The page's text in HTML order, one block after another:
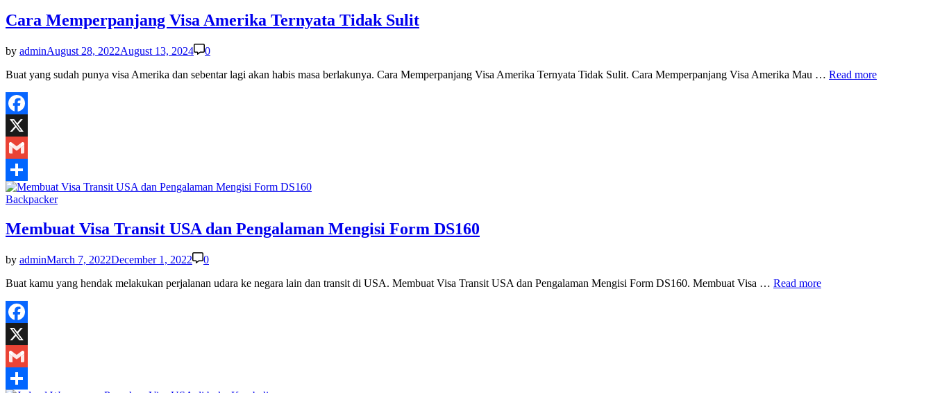
Cara Memperpanjang Visa Amerika Ternyata Tidak Sulit
by adminAugust 28, 2022August 13, 2024
0
Buat yang sudah punya visa Amerika dan sebentar lagi akan habis masa berlakunya. Cara Memperpanjang Visa Amerika Ternyata Tidak Sulit. Cara Memperpanjang Visa Amerika Mau … Cara
Read more
Facebook
X
Gmail
Share
Posted
Backpacker
Membuat Visa Transit USA dan Pengalaman Mengisi Form DS160
by adminMarch 7, 2022December 1, 2022
0
Buat kamu yang hendak melakukan perjalanan udara ke negara lain dan transit di USA. Membuat Visa Transit USA dan Pengalaman Mengisi Form DS160. Membuat Visa … Membuat
Read more
Facebook
X
Gmail